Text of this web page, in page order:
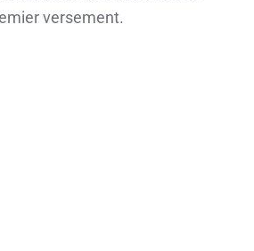
versement.